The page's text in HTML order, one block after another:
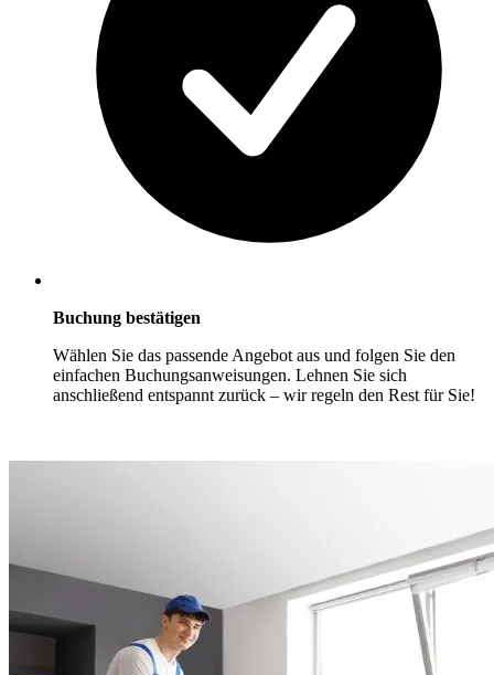
Buchung bestätigen
Wählen Sie das passende Angebot aus und folgen Sie den
einfachen Buchungsanweisungen. Lehnen Sie sich
anschließend entspannt zurück – wir regeln den Rest für Sie!